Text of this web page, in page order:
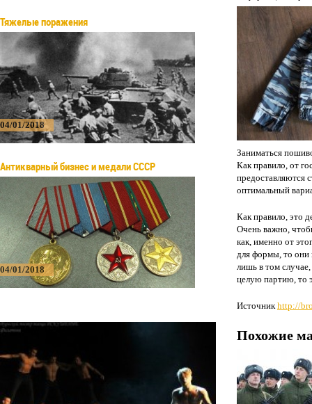
Тяжелые поражения
04/01/2018
Антикварный бизнес и медали СССР
04/01/2018
Заниматься
Как правило, от
предоставляются
оптимальный
Как правило, это
Очень важно,
как, именно от
для формы, то они
лишь в том
целую партию, то
Источникhttp://
Похожие